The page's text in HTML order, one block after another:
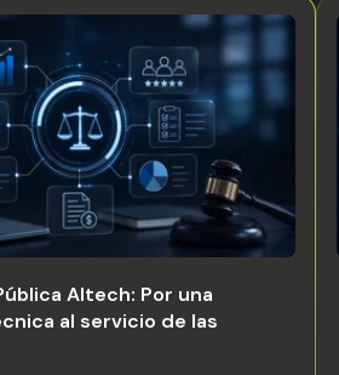
Altech: Por una
al servicio de las